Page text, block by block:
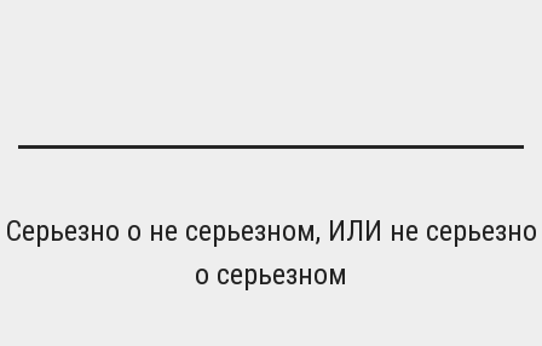
Серьезно о не серьезном, ИЛИ не серьезно
о серьезном